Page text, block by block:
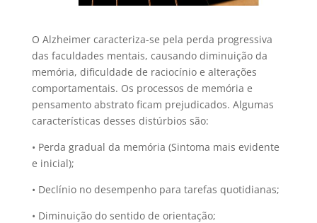
O Alzheimer caracteriza-se pela perda progressiva
das faculdades mentais, causando diminuição da
memória, dificuldade de raciocínio e alterações
comportamentais. Os processos de memória e
pensamento abstrato ficam prejudicados. Algumas
características desses distúrbios são:
• Perda gradual da memória (Sintoma mais evidente
e inicial);
• Declínio no desempenho para tarefas quotidianas;
• Diminuição do sentido de orientação;